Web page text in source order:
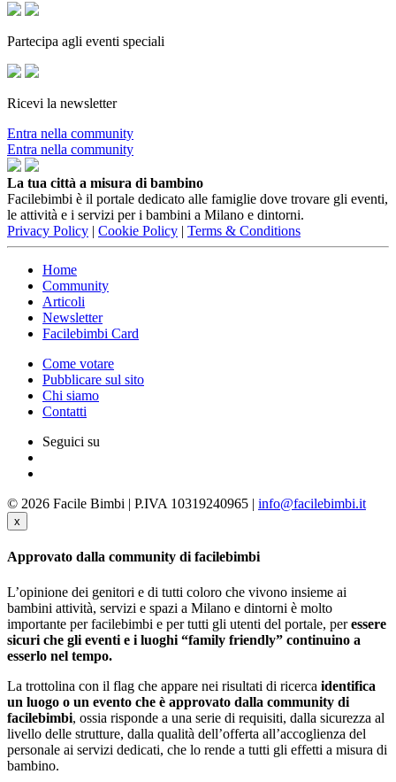
Partecipa agli eventi speciali
Ricevi la newsletter
Entra nella community
Entra nella community
La tua città a misura di bambino
Facilebimbi è il portale dedicato alle famiglie dove trovare gli eventi,
le attività e i servizi per i bambini a Milano e dintorni.
Privacy Policy | Cookie Policy | Terms & Conditions
Home
Community
Articoli
Newsletter
Facilebimbi Card
Come votare
Pubblicare sul sito
Chi siamo
Contatti
Seguici su
© 2026 Facile Bimbi | P.IVA 10319240965 | info@facilebimbi.it
x
Approvato dalla community di facilebimbi
L’opinione dei genitori e di tutti coloro che vivono insieme ai
bambini attività, servizi e spazi a Milano e dintorni è molto
importante per facilebimbi e per tutti gli utenti del portale, peressere
sicuri che gli eventi e i luoghi “family friendly” continuino a
esserlo nel tempo.
La trottolina con il flag che appare nei risultati di ricerca identifica
un luogo o un evento che è approvato dalla community di
facilebimbi, ossia risponde a una serie di requisiti, dalla sicurezza al
livello delle strutture, dalla qualità dell’offerta all’accoglienza del
personale ai servizi dedicati, che lo rende a tutti gli effetti a misura di
bambino.